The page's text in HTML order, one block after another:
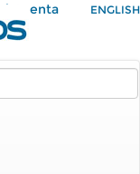
Mi Cuenta ENGLISH